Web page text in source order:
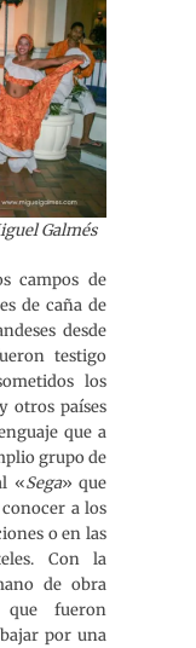
Galmés
campos de
de caña de
desde
testigo
los
otros países
que a
grupo de
«Sega» que
a los
o en las
Con la
de obra
fueron
por una